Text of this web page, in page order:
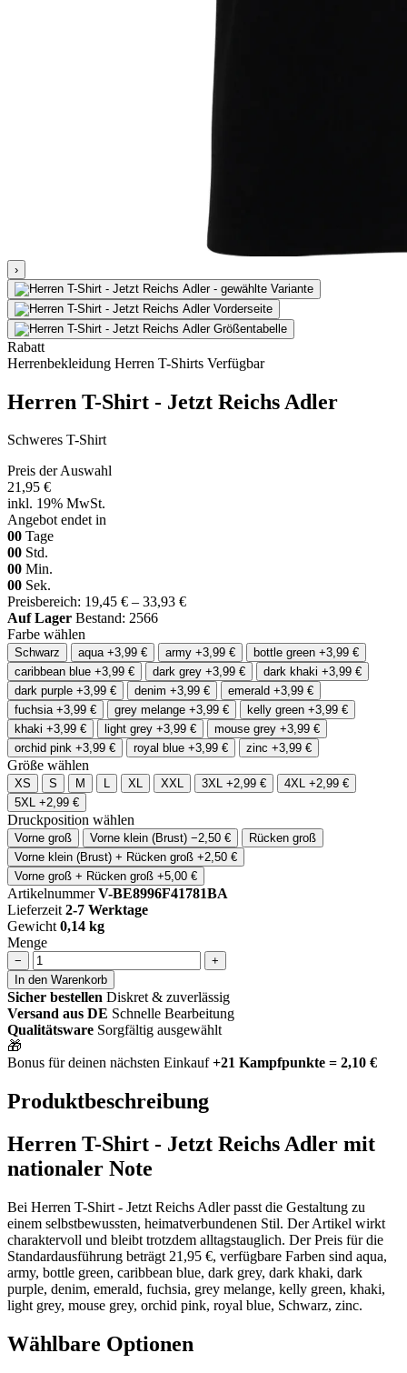
›
Rabatt
Herrenbekleidung Herren T-Shirts Verfügbar
Herren T-Shirt - Jetzt Reichs Adler
Schweres T-Shirt
Preis der Auswahl
21,95 €
inkl. 19% MwSt.
Angebot endet in
00 Tage
00 Std.
00 Min.
00 Sek.
Preisbereich: 19,45 € – 33,93 €
Auf Lager Bestand: 2566
Farbe wählen
Schwarz aqua +3,99 € army +3,99 € bottle green +3,99 €
caribbean blue +3,99 € dark grey +3,99 € dark khaki +3,99 €
dark purple +3,99 € denim +3,99 € emerald +3,99 €
fuchsia +3,99 € grey melange +3,99 € kelly green +3,99 €
khaki +3,99 € light grey +3,99 € mouse grey +3,99 €
orchid pink +3,99 € royal blue +3,99 € zinc +3,99 €
Größe wählen
XS S M L XL XXL 3XL +2,99 € 4XL +2,99 €
5XL +2,99 €
Druckposition wählen
Vorne groß Vorne klein (Brust) −2,50 €
Rücken groß
Vorne klein (Brust) + Rücken groß +2,50 €
Vorne groß + Rücken groß +5,00 €
Artikelnummer V-BE8996F41781BA
Lieferzeit 2-7 Werktage
Gewicht 0,14 kg
Menge
−
+
In den Warenkorb
Sicher bestellen Diskret & zuverlässig
Versand aus DE Schnelle Bearbeitung
Qualitätsware Sorgfältig ausgewählt
🎁
Bonus für deinen nächsten Einkauf +21 Kampfpunkte = 2,10 €
Produktbeschreibung
Herren T-Shirt - Jetzt Reichs Adler mit
nationaler Note
Bei Herren T-Shirt - Jetzt Reichs Adler passt die Gestaltung zu
einem selbstbewussten, heimatverbundenen Stil. Der Artikel wirkt
charaktervoll und bleibt trotzdem alltagstauglich. Der Preis für die
Standardausführung beträgt 21,95 €, verfügbare Farben sind aqua,
army, bottle green, caribbean blue, dark grey, dark khaki, dark
purple, denim, emerald, fuchsia, grey melange, kelly green, khaki,
light grey, mouse grey, orchid pink, royal blue, Schwarz, zinc.
Wählbare Optionen